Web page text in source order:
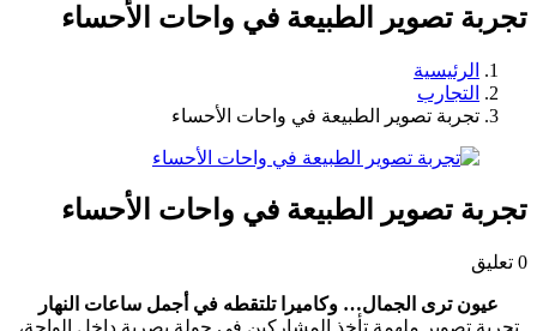
تجربة تصوير الطبيعة في واحات الأحساء
الرئيسية
التجارب
تجربة تصوير الطبيعة في واحات الأحساء
تجربة تصوير الطبيعة في واحات الأحساء
0 تعليق
عيون ترى الجمال… وكاميرا تلتقطه في أجمل ساعات النهار
تجربة تصوير ملهمة تأخذ المشاركين في جولة بصرية داخل الواحة،